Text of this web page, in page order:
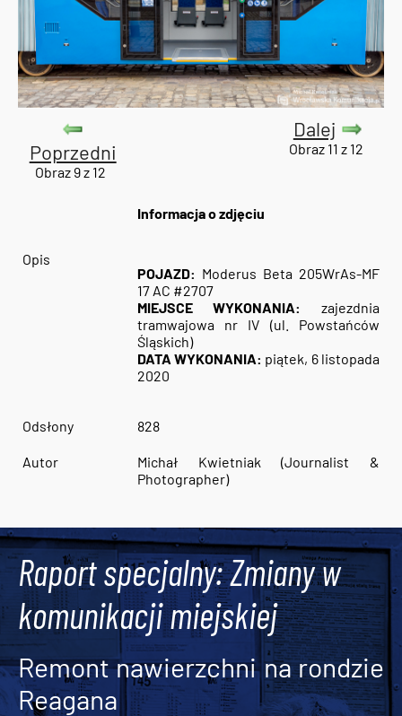
Poprzedni
Obraz 9 z 12
Dalej
Obraz 11 z 12
Informacja o zdjęciu
Opis
POJAZD: Moderus Beta 205WrAs-MF
17 AC #2707
MIEJSCE WYKONANIA:
zajezdnia
tramwajowa nr IV (ul. Powstańców
Śląskich)
DATA WYKONANIA: piątek, 6 listopada
2020
Odsłony 828
Autor
Michał Kwietniak (Journalist &
Photographer)
Raport specjalny: Zmiany w
komunikacji miejskiej
Remont nawierzchni na rondzie
Reagana